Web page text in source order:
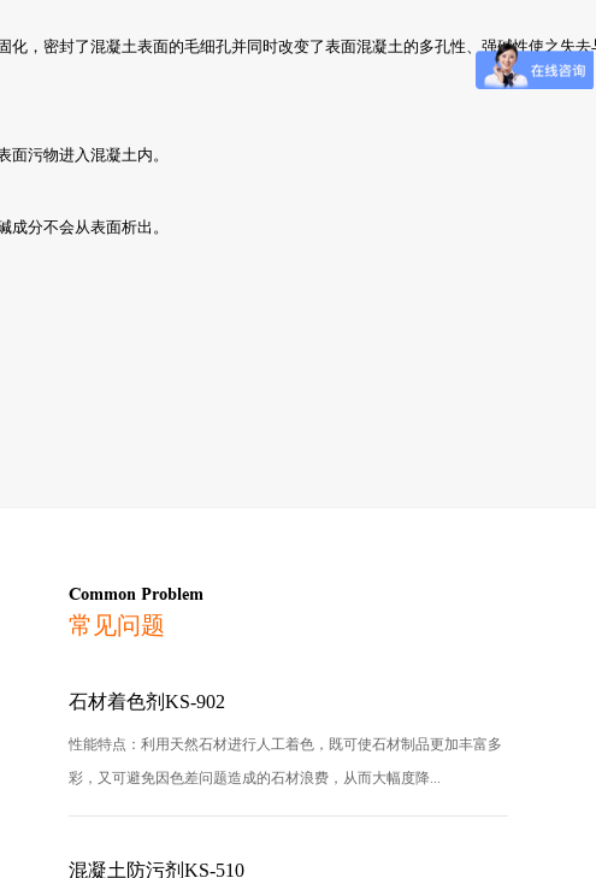
，密封了混凝土表面的毛细孔并同时改变了表面混凝土的多孔性、强碱性使之失
污物进入混凝土内。
分不会从表面析出。
Common Problem
常见问题
石材着色剂KS-902
性能特点：利用天然石材进行人工着色，既可使石材制品更加丰富多
彩，又可避免因色差问题造成的石材浪费，从而大幅度降...
混凝土防污剂KS-510